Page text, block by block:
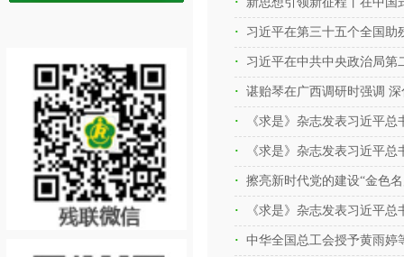
习近平在第三十五个全国助
习近平在中共中央政治局
谌贻琴在广西调研时强调
《求是》杂志发表习近平
《求是》杂志发表习近平
擦亮新时代党的建设“金色
《求是》杂志发表习近平